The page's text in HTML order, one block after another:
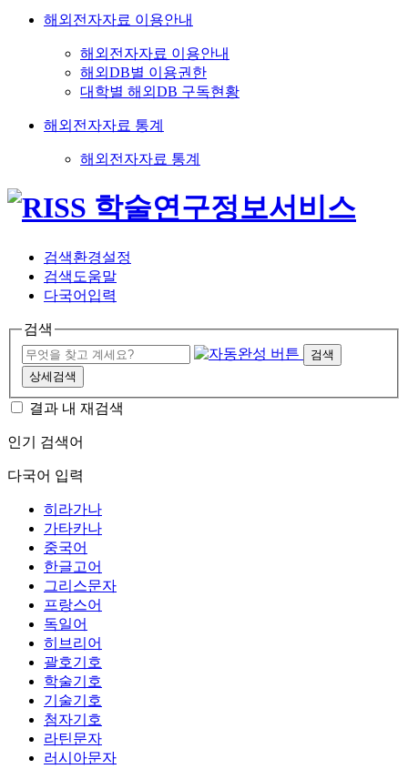
해외전자자료 이용안내
해외전자자료 이용안내
해외DB별 이용권한
대학별 해외DB 구독현황
해외전자자료 통계
해외전자자료 통계
검색환경설정
검색도움말
다국어입력
검색
검색
상세검색
결과 내 재검색
인기 검색어
다국어 입력
히라가나
가타카나
중국어
한글고어
그리스문자
프랑스어
독일어
히브리어
괄호기호
학술기호
기술기호
첨자기호
라틴문자
러시아문자